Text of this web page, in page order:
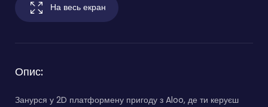
На весь екран
Опис:
Занурся у 2D платформену пригоду з Aloo, де ти керуєш